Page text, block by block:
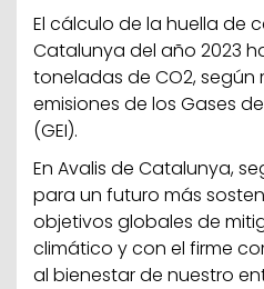
El cálculo de la huella de
Catalunya del año 2023
toneladas de CO2, según
emisiones de los Gases
(GEI).
En Avalis de Catalunya,
para un futuro más
objetivos globales de
climático y con el firme
al bienestar de nuestro